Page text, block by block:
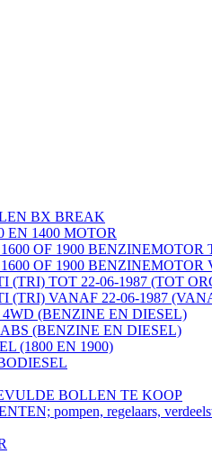
BX BREAK
EN 1400 MOTOR
OF 1900 BENZINEMOTOR
OF 1900 BENZINEMOTOR
(TRI) TOT 22-06-1987 (TOT
(TRI) VANAF 22-06-1987
(BENZINE EN DIESEL)
(BENZINE EN DIESEL)
(1800 EN 1900)
BOLLEN TE KOOP
pompen, regelaars,